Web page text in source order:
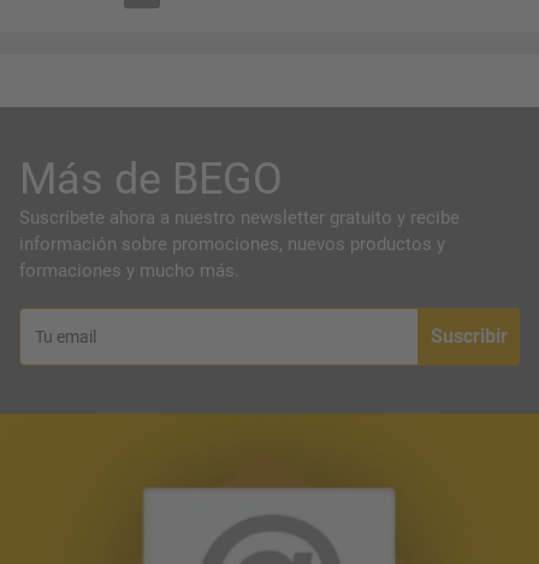
Más de BEGO
Suscríbete ahora a nuestro newsletter gratuito y recibe
información sobre promociones, nuevos productos y
formaciones y mucho más.
Tu email Suscribir